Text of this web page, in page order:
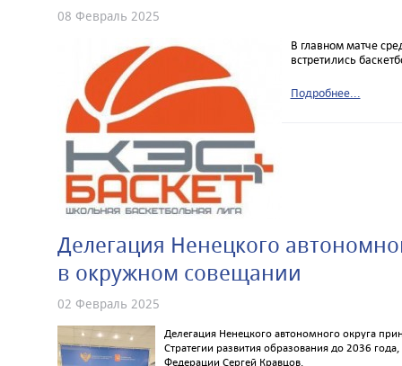
08 Февраль 2025
В главном матче
встретились
Подробнее...
Делегация Ненецкого
в окружном совещании
02 Февраль 2025
Делегация Ненецкого автономного округа
Стратегии развития образования до 2036
Федерации Сергей Кравцов.